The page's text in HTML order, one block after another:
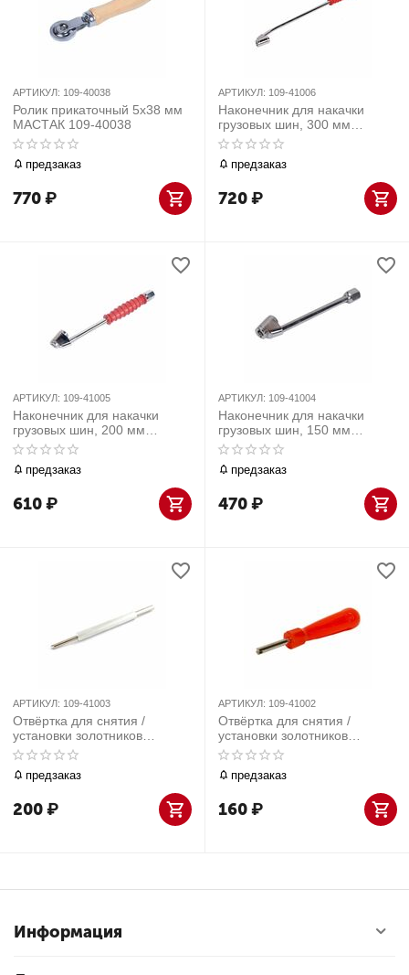
АРТИКУЛ: 109-40038
Ролик прикаточный 5х38 мм
МАСТАК 109-40038
предзаказ
770₽
АРТИКУЛ: 109-41006
Наконечник для накачки
грузовых шин, 300 мм
МАСТАК 109-41006
предзаказ
720₽
АРТИКУЛ: 109-41005
Наконечник для накачки
грузовых шин, 200 мм
МАСТАК 109-41005
предзаказ
610₽
АРТИКУЛ: 109-41004
Наконечник для накачки
грузовых шин, 150 мм
МАСТАК 109-41004
предзаказ
470₽
АРТИКУЛ: 109-41003
Отвёртка для снятия /
установки золотников
ниппелей МАСТАК 109-
41003
предзаказ
200₽
АРТИКУЛ: 109-41002
Отвёртка для снятия /
установки золотников
ниппелей МАСТАК 109-
41002
предзаказ
160₽
Информация